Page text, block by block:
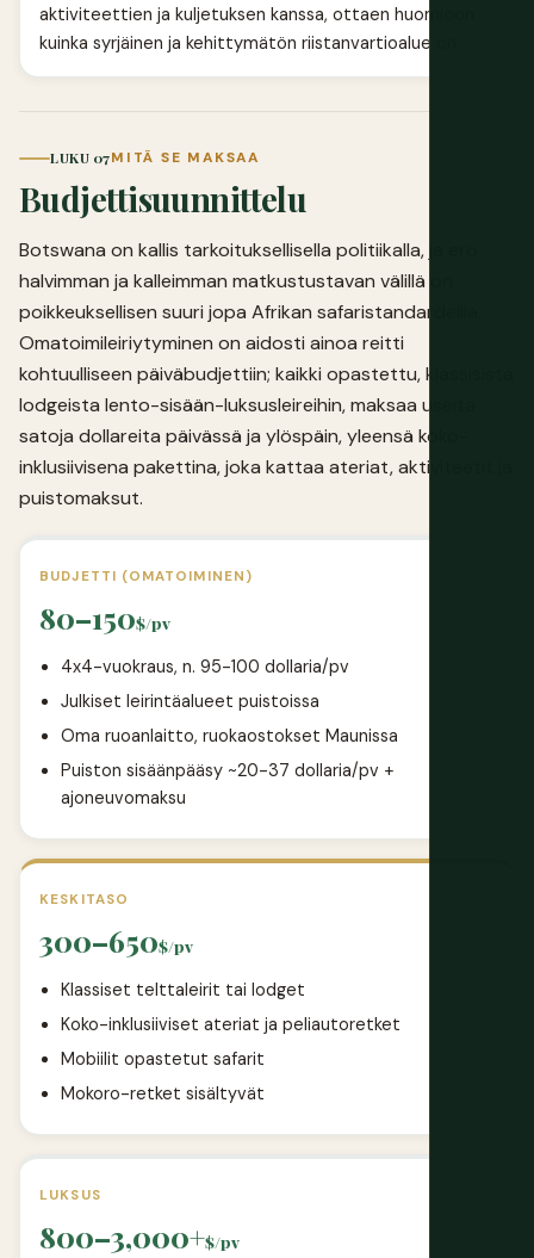
aktiviteettien ja kuljetuksen kanssa, ottaen huomioon
kuinka syrjäinen ja kehittymätön riistanvartioalue on.
LUKU 07MITÄ SE MAKSAA
Budjettisuunnittelu
Botswana on kallis tarkoituksellisella politiikalla, ja ero
halvimman ja kalleimman matkustustavan välillä on
poikkeuksellisen suuri jopa Afrikan safaristandardeilla.
Omatoimileiriytyminen on aidosti ainoa reitti
kohtuulliseen päiväbudjettiin; kaikki opastettu, klassisista
lodgeista lento-sisään-luksusleireihin, maksaa useita
satoja dollareita päivässä ja ylöspäin, yleensä koko-
inklusiivisena pakettina, joka kattaa ateriat, aktiviteetit ja
puistomaksut.
BUDJETTI (OMATOIMINEN)
80–150$/pv
4x4-vuokraus, n. 95-100 dollaria/pv
Julkiset leirintäalueet puistoissa
Oma ruoanlaitto, ruokaostokset Maunissa
Puiston sisäänpääsy ~20-37 dollaria/pv +
ajoneuvomaksu
KESKITASO
300–650$/pv
Klassiset telttaleirit tai lodget
Koko-inklusiiviset ateriat ja peliautoretket
Mobiilit opastetut safarit
Mokoro-retket sisältyvät
LUKSUS
800–3,000+$/pv